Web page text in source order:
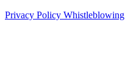
Privacy Policy Whistleblowing